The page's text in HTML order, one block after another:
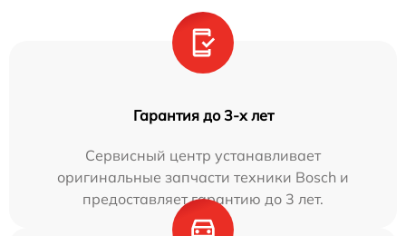
Гарантия до 3-х лет
Сервисный центр устанавливает
оригинальные запчасти техники Bosch и
предоставляет гарантию до 3 лет.